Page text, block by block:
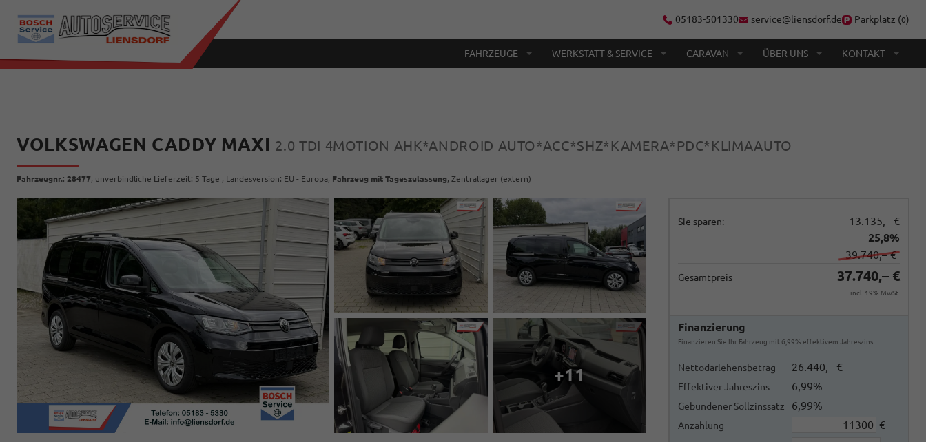
05183-501330 service@liensdorf.de Parkplatz (0)
FAHRZEUGE WERKSTATT & SERVICE CARAVAN ÜBER UNS KONTAKT
VOLKSWAGEN CADDY MAXI 2.0 TDI 4MOTION AHK*ANDROID AUTO*ACC*SHZ*KAMERA*PDC*KLIMAAUTO
Fahrzeugnr.: 28477, unverbindliche Lieferzeit: 5 Tage , Landesversion: EU - Europa, Fahrzeug mit Tageszulassung, Zentrallager (extern)
Sie sparen:
13.135,– €
25,8%
39.740,– €
Gesamtpreis 37.740,– €
incl. 19% MwSt.
Finanzierung
Finanzieren Sie Ihr Fahrzeug mit 6,99% effektivem Jahreszins
Nettodarlehensbetrag 26.440,– €
Effektiver Jahreszins 6,99%
Gebundener Sollzinssatz 6,99%
Anzahlung €
+11